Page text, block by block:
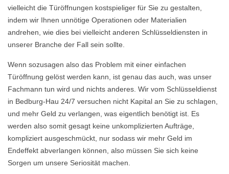
vielleicht die Türöffnungen kostspieliger für Sie zu gestalten,
indem wir Ihnen unnötige Operationen oder Materialien
andrehen, wie dies bei vielleicht anderen Schlüsseldiensten in
unserer Branche der Fall sein sollte.
Wenn sozusagen also das Problem mit einer einfachen
Türöffnung gelöst werden kann, ist genau das auch, was unser
Fachmann tun wird und nichts anderes. Wir vom Schlüsseldienst
in Bedburg-Hau 24/7 versuchen nicht Kapital an Sie zu schlagen,
und mehr Geld zu verlangen, was eigentlich benötigt ist. Es
werden also somit gesagt keine unkomplizierten Aufträge,
kompliziert ausgeschmückt, nur sodass wir mehr Geld im
Endeffekt abverlangen können, also müssen Sie sich keine
Sorgen um unsere Seriosität machen.